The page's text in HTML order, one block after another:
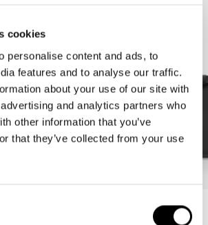
cookies
personalise content and ads, to
features and to analyse our traffic.
about your use of our site with
and analytics partners who
other information that you’ve
that they’ve collected from your use
Más Vendido